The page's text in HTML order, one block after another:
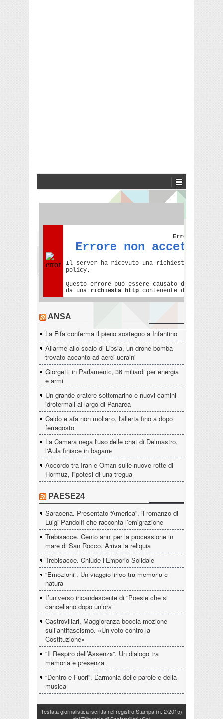
ANSA
La Fifa conferma il pieno sostegno a Infantino
Allarme allo scalo di Lipsia, un drone bomba
trovato accanto ad aerei ucraini
Giorgetti in Parlamento, 36 miliardi per energia
e armi
Un grande cratere sottomarino e nuovi camini
idrotermali al largo di Panarea
Caldo e afa non mollano, l'allerta fino a dopo
ferragosto
La Camera nega l'uso delle chat di Delmastro,
l'Aula finisce in bagarre
Accordo tra Iran e Oman sulle nuove rotte di
Hormuz, l'ipotesi di una tregua
PAESE24
Saracena. Presentato “America”, il romanzo di
Luigi Pandolfi che racconta l’emigrazione
Trebisacce. Cento anni per la processione in
mare di San Rocco. Arriva la reliquia
Trebisacce. Chiude l’Emporio Solidale
“Emozioni”. Un viaggio lirico tra memoria e
natura
L’universo incandescente di “Poesie che si
cancellano dopo un’ora”
Castrovillari, Maggioranza boccia mozione
sull’antifascismo. «Un voto contro la
Costituzione»
“Il Respiro dell’Assenza”. Un dialogo tra
memoria e presenza
“Dentro e Fuori”. L’armonia delle parole e della
musica
Testata giornalistica iscritta nel registro Stampa (n. 2/2015)